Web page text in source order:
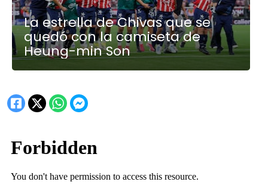
La estrella de Chivas que se
quedó con la camiseta de
Heung-min Son